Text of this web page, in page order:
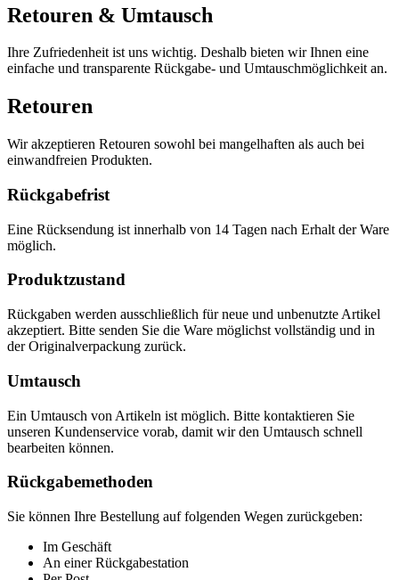
Retouren & Umtausch
Ihre Zufriedenheit ist uns wichtig. Deshalb bieten wir Ihnen eine
einfache und transparente Rückgabe- und Umtauschmöglichkeit an.
Retouren
Wir akzeptieren Retouren sowohl bei mangelhaften als auch bei
einwandfreien Produkten.
Rückgabefrist
Eine Rücksendung ist innerhalb von 14 Tagen nach Erhalt der Ware
möglich.
Produktzustand
Rückgaben werden ausschließlich für neue und unbenutzte Artikel
akzeptiert. Bitte senden Sie die Ware möglichst vollständig und in
der Originalverpackung zurück.
Umtausch
Ein Umtausch von Artikeln ist möglich. Bitte kontaktieren Sie
unseren Kundenservice vorab, damit wir den Umtausch schnell
bearbeiten können.
Rückgabemethoden
Sie können Ihre Bestellung auf folgenden Wegen zurückgeben:
Im Geschäft
An einer Rückgabestation